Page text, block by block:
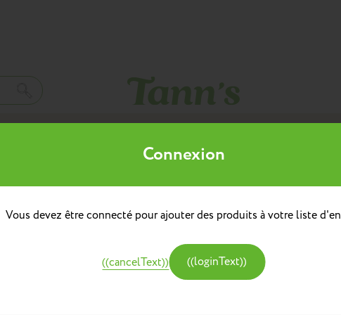
bandoulièreSacs à dos repas
Mes listes d'envies
((title))
((label))
Connexion
Vous devez être connecté pour ajouter des produits à votre liste
((cancelText)) ((loginText))